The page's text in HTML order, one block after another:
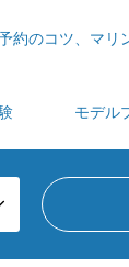
約のコツ、マリ
モデル